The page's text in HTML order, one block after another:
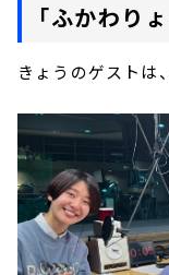
「ふかわり
きょうのゲストは